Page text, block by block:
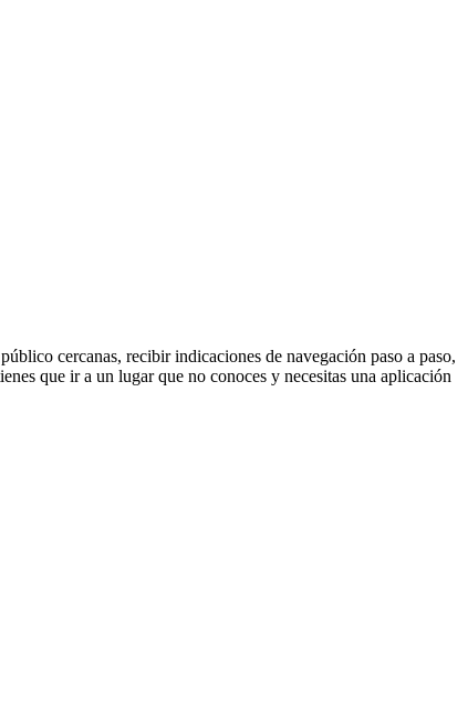
cercanas, recibir indicaciones de navegación paso a paso,
que ir a un lugar que no conoces y necesitas una aplicación